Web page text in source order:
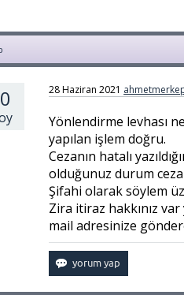
0 28 Haziran 2021
Yönlendirme levhası
yapılan işlem doğru.
Cezanın hatalı
olduğunuz durum
Şifahi olarak söylem
Zira itiraz hakkınız
mail adresinize